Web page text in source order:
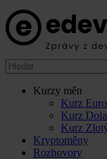
Kurzy měn
Kurz Euro
Kurz
Kurz
Kryptoměny
Rozhovory